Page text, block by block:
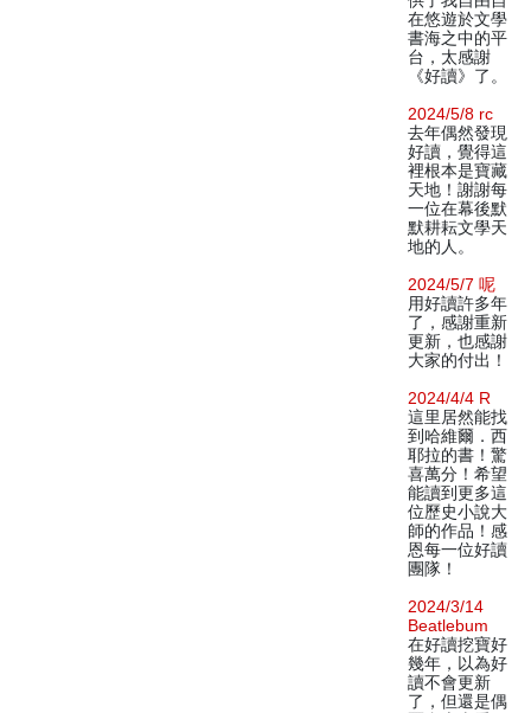
在悠遊於文學
書海之中的平
台，太感謝
《好讀》了。
2024/5/8 rc
去年偶然發現
好讀，覺得這
裡根本是寶藏
天地！謝謝每
一位在幕後默
默耕耘文學天
地的人。
2024/5/7 呢
用好讀許多年
了，感謝重新
更新，也感謝
大家的付出！
2024/4/4 R
這里居然能找
到哈維爾．西
耶拉的書！驚
喜萬分！希望
能讀到更多這
位歷史小說大
師的作品！感
恩每一位好讀
團隊！
2024/3/14
Beatlebum
在好讀挖寶好
幾年，以為好
讀不會更新
了，但還是偶